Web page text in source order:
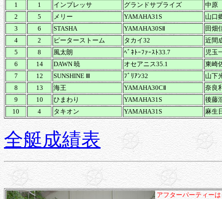
1
1 インプレッサ グランドサプライズ
中
2
5 メリー YAMAHA31S
山口
3
6 STASHA YAMAHA30SⅡ
田畑
4
2 ピーターストーム タカイ32
近間
5
8 風太朗 ﾍﾞﾈﾄｰﾌｧｰｽﾄ33.7
児玉
6
14 DAWN 暁 オセアニス35.1
東崎
7
12 SUNSHINE Ⅲ ﾌﾞﾘｱﾝ32
山下
8
13 海王 YAMAHA30CⅡ
奈良
9
10 ひまわり YAMAHA31S
後藤
10
4 タキオン YAMAHA31S 麻生
全艇成績表
アフターパーティー